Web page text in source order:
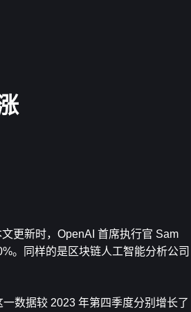
更新时，OpenAI 首席执行官 Sam
。同样的是区块链人工智能分析公司
数据较 2023 年第四季度分别增长了